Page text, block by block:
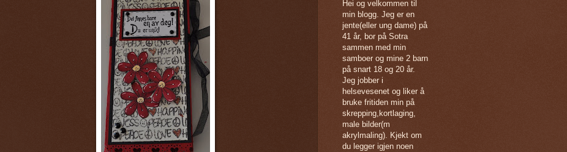
Hei og velkommen til
min blogg. Jeg er en
jente(eller ung dame) på
41 år, bor på Sotra
sammen med min
samboer og mine 2 barn
på snart 18 og 20 år.
Jeg jobber i
helsevesenet og liker å
bruke fritiden min på
skrepping,kortlaging,
male bilder(m
akrylmaling). Kjekt om
du legger igjen noen